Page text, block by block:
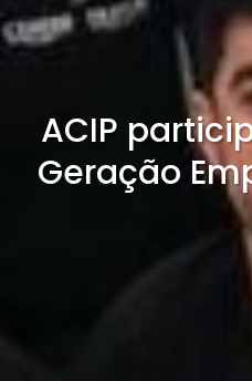
ACIP
Geração